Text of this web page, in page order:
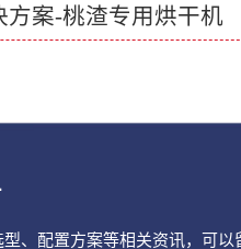
案-桃渣专用烘干机
、配置方案等相关资讯，可以